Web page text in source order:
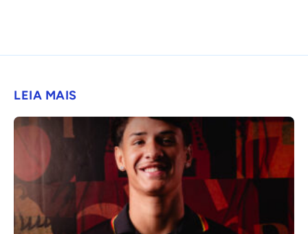
LEIA MAIS